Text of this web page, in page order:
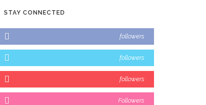
STAY CONNECTED
followers
followers
followers
Followers